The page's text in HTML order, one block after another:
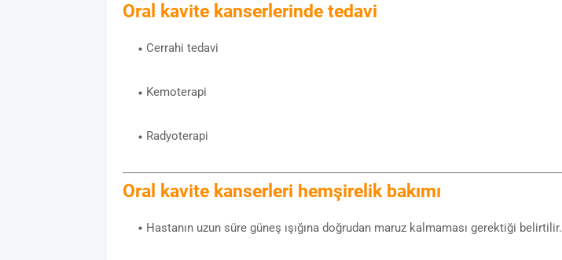
Oral kavite kanserlerinde tedavi
Cerrahi tedavi
Kemoterapi
Radyoterapi
Oral kavite kanserleri hemşirelik bakımı
Hastanın uzun süre güneş ışığına doğrudan maruz kalmaması gerektiği belirtilir.